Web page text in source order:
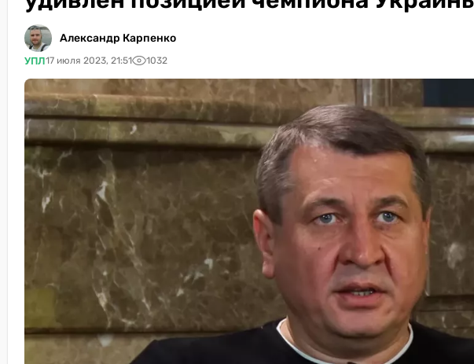
Александр Карпенко
УПЛ17 июля 2023, 21:51 1032